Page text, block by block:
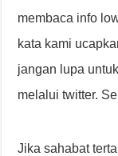
membaca info
kata kami
jangan lupa
melalui twitter.
Jika sahabat